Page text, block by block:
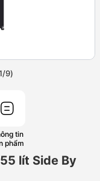
/9)
tin
phẩm
lít Side By